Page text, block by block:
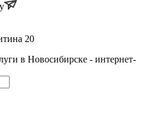
20
в Новосибирске - интернет-